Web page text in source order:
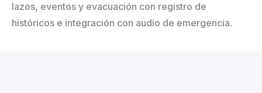
lazos, eventos y evacuación con registro de
históricos e integración con audio de emergencia.